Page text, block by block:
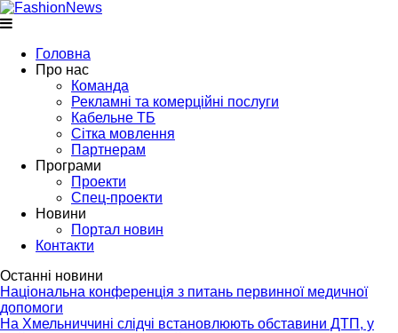
Головна
Про нас
Команда
Рекламні та комерційні послуги
Кабельне ТБ
Сітка мовлення
Партнерам
Програми
Проекти
Спец-проекти
Новини
Портал новин
Контакти
Останні новини
Національна конференція з питань первинної медичної
допомоги
На Хмельниччині слідчі встановлюють обставини ДТП, у